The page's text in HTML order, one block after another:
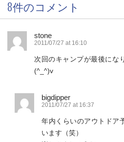
8件のコメント
stone
2011/07/27 at 16:10
次回のキャンプが最後にな
(^_^)v
bigdipper
2011/07/27 at 16:37
年内くらいのアウトドア
います（笑）